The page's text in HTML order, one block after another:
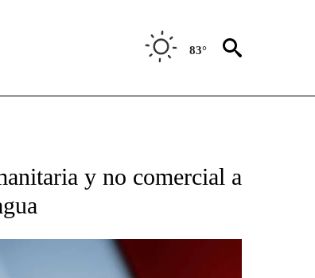
83°
ABOUT NEW PAGES ON "CNN - SPANISH".
y no comercial a